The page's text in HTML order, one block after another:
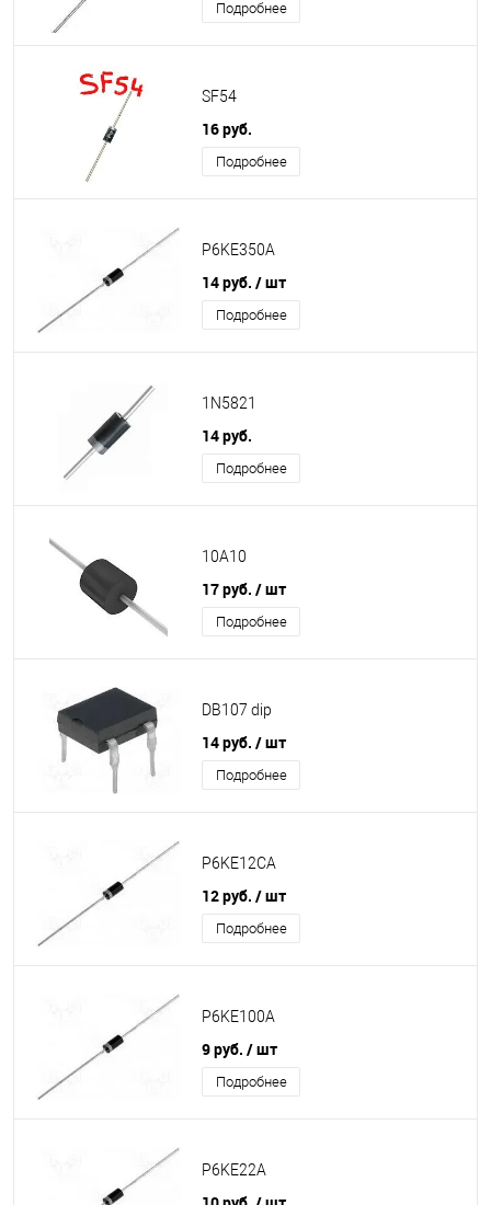
Подробнее
SF54
16 руб.
Подробнее
P6KE350A
14 руб. / шт
Подробнее
1N5821
14 руб.
Подробнее
10A10
17 руб. / шт
Подробнее
DB107 dip
14 руб. / шт
Подробнее
P6KE12CA
12 руб. / шт
Подробнее
P6KE100A
9 руб. / шт
Подробнее
P6KE22A